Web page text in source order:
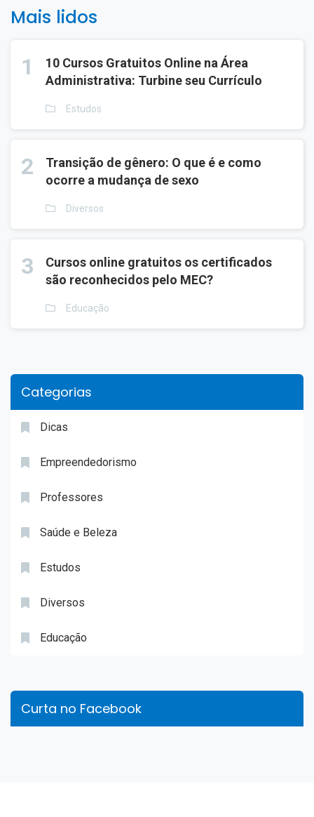
Mais lidos
1
10 Cursos Gratuitos Online na Área
Administrativa: Turbine seu Currículo
Estudos
2
Transição de gênero: O que é e como
ocorre a mudança de sexo
Diversos
3
Cursos online gratuitos os certificados
são reconhecidos pelo MEC?
Educação
Categorias
Dicas
Empreendedorismo
Professores
Saúde e Beleza
Estudos
Diversos
Educação
Curta no Facebook